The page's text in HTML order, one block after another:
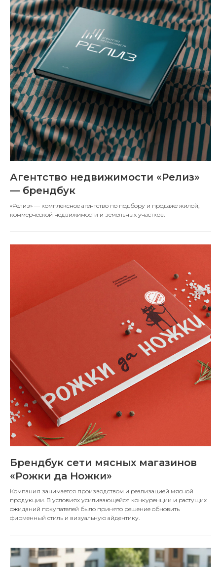
Агентство недвижимости «Релиз»
— брендбук
«Релиз» — комплексное агентство по подбору и продаже жилой,
коммерческой недвижимости и земельных участков.
Брендбук сети мясных магазинов
«Рожки да Ножки»
Компания занимается производством и реализацией мясной
продукции. В условиях усиливающейся конкуренции и растущих
ожиданий покупателей было принято решение обновить
фирменный стиль и визуальную айдентику.